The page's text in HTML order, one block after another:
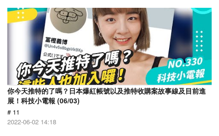
你今天推特的了嗎？日本爆紅帳號以及推特收購案故事線及目前進
展！科技小電報 (06/03)
# 11
2022-06-02 14:18